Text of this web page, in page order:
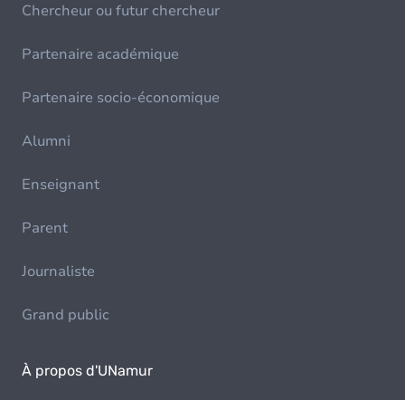
Chercheur ou futur chercheur
Partenaire académique
Partenaire socio-économique
Alumni
Enseignant
Parent
Journaliste
Grand public
À propos d'UNamur